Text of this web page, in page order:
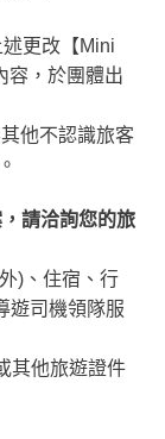
更改【Mini
容，於團體出
他不認識旅客
請洽詢您的旅
)、住宿、行
遊司機領隊服
其他旅遊證件